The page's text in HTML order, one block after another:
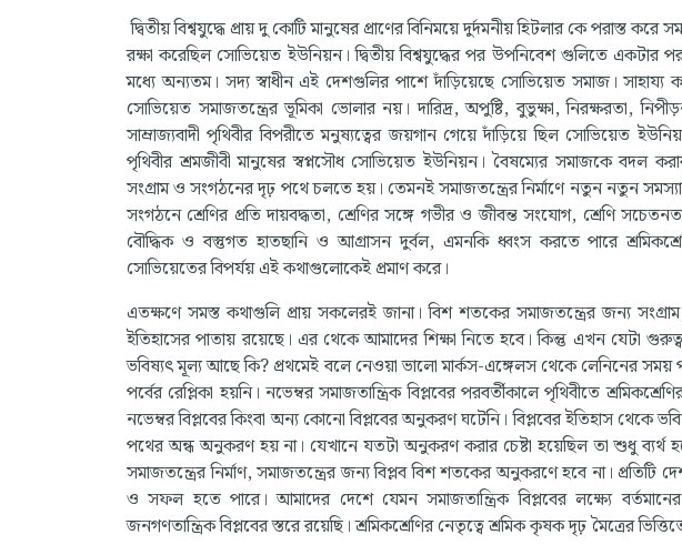
দ্বিতীয় বিশ্বযুদ্ধে প্রায় দু কোটি মানুষের প্রাণের বিনিময়ে দুর্দমনীয় হিটলার কে পরাস্ত করে
রক্ষা করেছিল সোভিয়েত ইউনিয়ন। দ্বিতীয় বিশ্বযুদ্ধের পর উপনিবেশ গুলিতে একটার
মধ্যে অন্যতম। সদ্য স্বাধীন এই দেশগুলির পাশে দাঁড়িয়েছে সোভিয়েত সমাজ। সাহায্য
সোভিয়েত সমাজতন্ত্রের ভূমিকা ভোলার নয়। দারিদ্র, অপুষ্টি, বুভুক্ষা, নিরক্ষরতা,
সাম্রাজ্যবাদী পৃথিবীর বিপরীতে মনুষ্যত্বের জয়গান গেয়ে দাঁড়িয়ে ছিল সোভিয়েত
পৃথিবীর শ্রমজীবী মানুষের স্বপ্নসৌধ সোভিয়েত ইউনিয়ন। বৈষম্যের সমাজকে বদল করার
সংগ্রাম ও সংগঠনের দৃঢ় পথে চলতে হয়। তেমনই সমাজতন্ত্রের নির্মাণে নতুন নতুন
সংগঠনে শ্রেণির প্রতি দায়বদ্ধতা, শ্রেণির সঙ্গে গভীর ও জীবন্ত সংযোগ, শ্রেণি
বৌদ্ধিক ও বস্তুগত হাতছানি ও আগ্রাসন দুর্বল, এমনকি ধ্বংস করতে পারে
সোভিয়েতের বিপর্যয় এই কথাগুলোকেই প্রমাণ করে।
এতক্ষণে সমস্ত কথাগুলি প্রায় সকলেরই জানা। বিশ শতকের সমাজতন্ত্রের জন্য সংগ্রাম,
ইতিহাসের পাতায় রয়েছে। এর থেকে আমাদের শিক্ষা নিতে হবে। কিন্তু এখন যেটা
ভবিষ্যৎ মূল্য আছে কি? প্রথমেই বলে নেওয়া ভালো মার্কস-এঙ্গেলস থেকে লেনিনের সময়
পর্বের রেপ্লিকা হয়নি। নভেম্বর সমাজতান্ত্রিক বিপ্লবের পরবর্তীকালে পৃথিবীতে
নভেম্বর বিপ্লবের কিংবা অন্য কোনো বিপ্লবের অনুকরণ ঘটেনি। বিপ্লবের ইতিহাস থেকে
পথের অন্ধ অনুকরণ হয় না। যেখানে যতটা অনুকরণ করার চেষ্টা হয়েছিল তা শুধু
সমাজতন্ত্রের নির্মাণ, সমাজতন্ত্রের জন্য বিপ্লব বিশ শতকের অনুকরণে হবে না। প্রতিটি
ও সফল হতে পারে। আমাদের দেশে যেমন সমাজতান্ত্রিক বিপ্লবের লক্ষ্যে
জনগণতান্ত্রিক বিপ্লবের স্তরে রয়েছি। শ্রমিকশ্রেণির নেতৃত্বে শ্রমিক কৃষক দৃঢ় মৈত্রের